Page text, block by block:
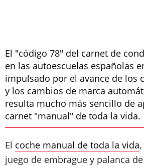
El "código 78" del carnet de
en las autoescuelas españolas
impulsado por el avance de los
y los cambios de marca
resulta mucho más sencillo de
carnet "manual" de toda la vida.
El coche manual de toda la vida
juego de embrague y palanca